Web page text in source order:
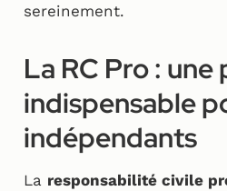
sereinement.
La RC Pro :
indispensable
indépendants
La responsabilité civile